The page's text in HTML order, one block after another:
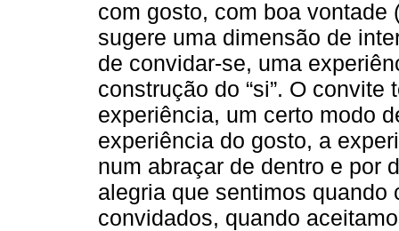
com gosto, com boa vontade
sugere uma dimensão de
de convidar-se, uma
construção do “si”. O
experiência, um certo modo
experiência do gosto, a
num abraçar de dentro e por
alegria que sentimos
convidados, quando